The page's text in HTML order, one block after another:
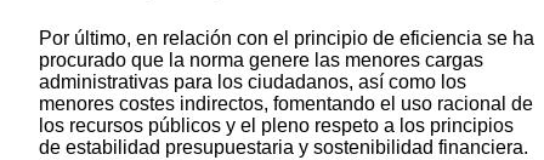
Por último, en relación con el principio de eficiencia se ha
procurado que la norma genere las menores cargas
administrativas para los ciudadanos, así como los
menores costes indirectos, fomentando el uso racional de
los recursos públicos y el pleno respeto a los principios
de estabilidad presupuestaria y sostenibilidad financiera.